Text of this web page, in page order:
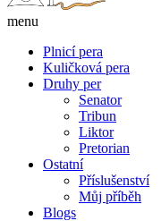
menu
Plnicí pera
Kuličková pera
Druhy per
Senator
Tribun
Liktor
Pretorian
Ostatní
Příslušenství
Můj příběh
Blogs